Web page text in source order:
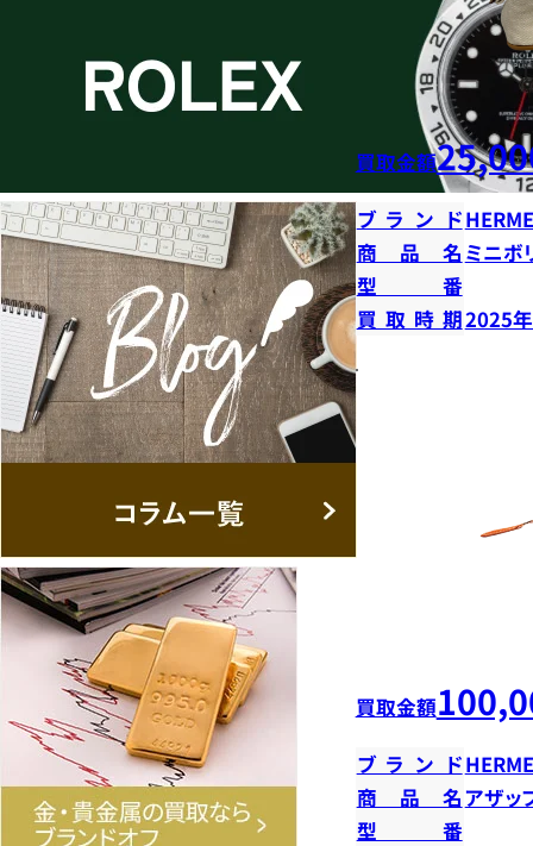
買取金額
ブランド
商品名 ミニボ
型番
買取時期2025
買取金額
ブランド
商品名アザッ
型番